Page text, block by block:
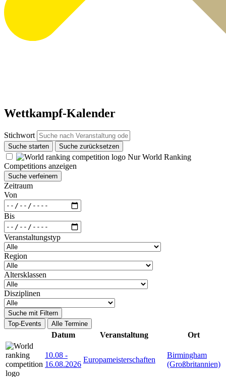
Wettkampf-Kalender
Stichwort
Suche starten Suche zurücksetzen
Nur World Ranking
Competitions anzeigen
Suche verfeinern
Zeitraum
Von
Bis
Veranstaltungstyp
Region
Altersklassen
Disziplinen
Suche mit Filtern
Top-Events
Alle Termine
Datum Veranstaltung Ort
10.08 -
16.08.2026
Europameisterschaften
Birmingham
(Großbritannien)